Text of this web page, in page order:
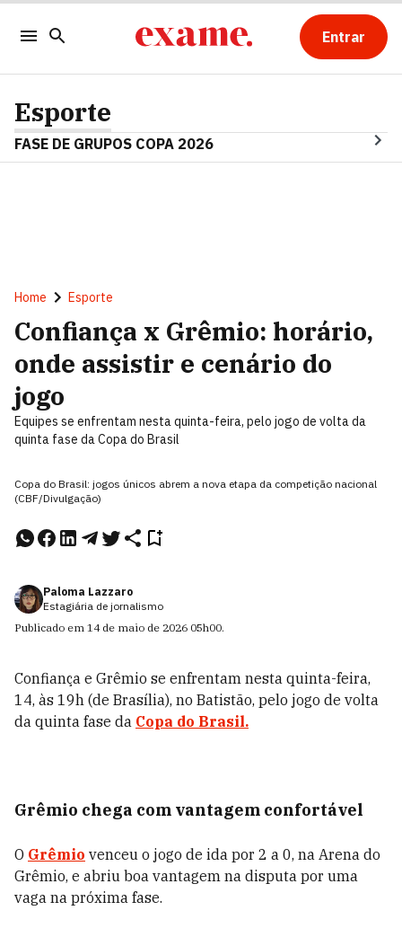
Entrar
Esporte
FASE DE GRUPOS COPA 2026
Home Esporte
Confiança x Grêmio: horário,
onde assistir e cenário do
jogo
Equipes se enfrentam nesta quinta-feira, pelo jogo de volta da
quinta fase da Copa do Brasil
Copa do Brasil: jogos únicos abrem a nova etapa da competição nacional
(CBF/Divulgação)
Paloma Lazzaro
Estagiária de jornalismo
Publicado em 14 de maio de 2026 05h00.
Confiança e Grêmio se enfrentam nesta quinta-feira,
14, às 19h (de Brasília), no Batistão, pelo jogo de volta
da quinta fase da Copa do Brasil.
Grêmio chega com vantagem confortável
O Grêmio venceu o jogo de ida por 2 a 0, na Arena do
Grêmio, e abriu boa vantagem na disputa por uma
vaga na próxima fase.